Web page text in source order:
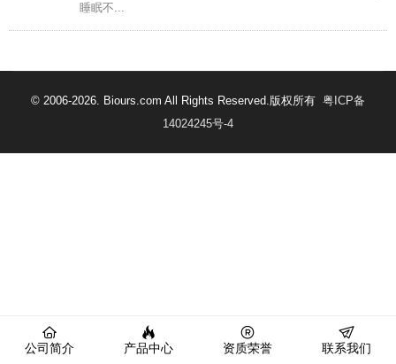
睡眠不...
© 2006-2026. Biours.com All Rights Reserved.版权所有 粤ICP备
14024245号-4
公司简介 产品中心 资质荣誉 联系我们